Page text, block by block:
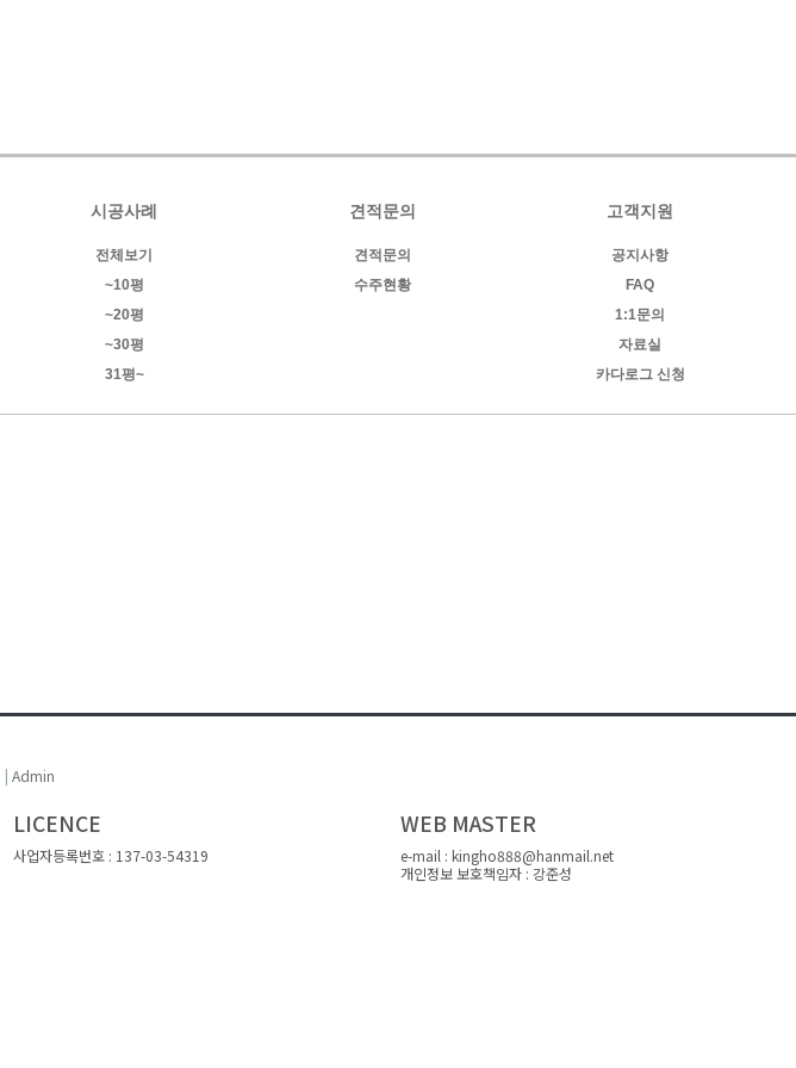
시공사례
전체보기
~10평
~20평
~30평
31평~
견적문의
견적문의
수주현황
고객지원
공지사항
FAQ
1:1문의
자료실
카다로그 신청
| Admin
LICENCE
사업자등록번호 : 137-03-54319
WEB MASTER
e-mail : kingho888@hanmail.net
개인정보 보호책임자 : 강준성